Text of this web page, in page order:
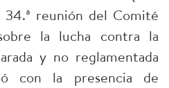
reunión del Comité
la lucha contra la
y no reglamentada
con la presencia de